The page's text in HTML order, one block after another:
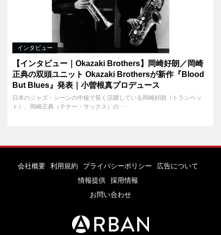
インタビュー
【インタビュー｜Okazaki Brothers】岡崎好朗／岡崎
正典の双頭ユニット Okazaki Brothersが新作『Blood
But Blues』発表｜小曽根真プロデュース
日本のジャズ・シーンの中核で長く活躍している岡崎好朗（トランペッ
ト）、岡崎正典（テナー・サックス）の･･･
会社概要 利用規約 プライバシーポリシー
広告について
情報提供
採用情報
お問い合わせ